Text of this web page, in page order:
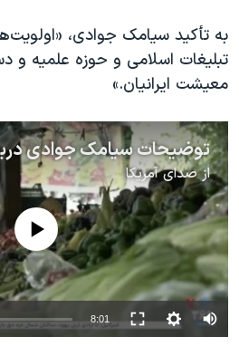
به تأکید سیامک جوادی،
تبلیغات اسلامی و حوزه علمیه و
معیشت ایرانیان.»
ازصدای آمریکا
currently available
8:01